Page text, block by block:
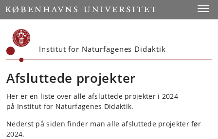
Start
Institut for Naturfagenes Didaktik
Afsluttede projekter
Her er en liste over alle afsluttede projekter i 2024
på Institut for Naturfagenes Didaktik.
Nederst på siden finder man alle afsluttede projekter før
2024.